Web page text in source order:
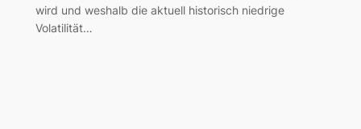
wird und weshalb die aktuell historisch niedrige
Volatilität…